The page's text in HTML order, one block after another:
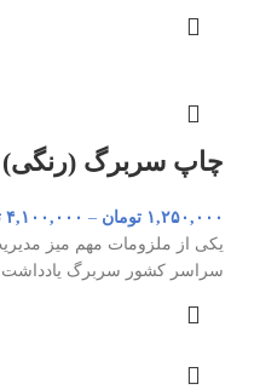
چاپ سربرگ (رنگی)
۱,۲۵۰,۰۰۰ تومان – ۴,۱۰۰,۰۰۰
یکی از ملزومات مهم میز
سراسر کشور سربرگ یادداشت